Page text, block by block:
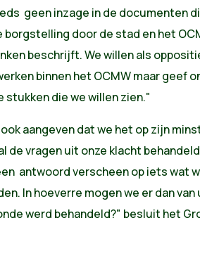
geen inzage in de documenten
borgstelling door de stad en het
beschrijft. We willen als
binnen het OCMW maar geef
stukken die we willen zien."
aangeven dat we het op zijn
de vragen uit onze klacht
antwoord verscheen op iets wat
In hoeverre mogen we er dan
werd behandeld?" besluit het